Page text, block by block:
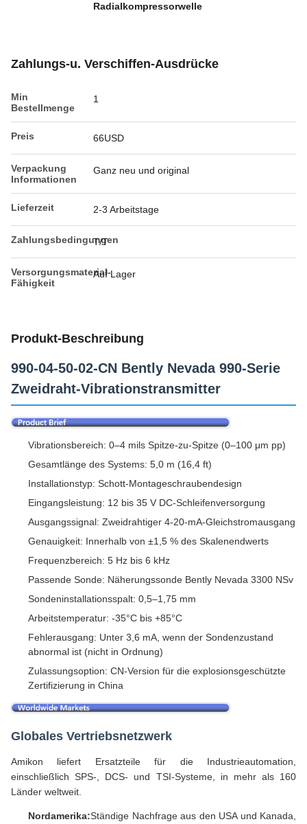
Radialkompressorwelle
Zahlungs-u. Verschiffen-Ausdrücke
Min
Bestellmenge
1
Preis 66USD
Verpackung
Informationen
Ganz neu und original
Lieferzeit 2-3 Arbeitstage
Zahlungsbedingungen
T/T
Versorgungsmaterial-
Fähigkeit
Auf Lager
Produkt-Beschreibung
990-04-50-02-CN Bently Nevada 990-Serie
Zweidraht-Vibrationstransmitter
Vibrationsbereich: 0–4 mils Spitze-zu-Spitze (0–100 μm pp)
Gesamtlänge des Systems: 5,0 m (16,4 ft)
Installationstyp: Schott-Montageschraubendesign
Eingangsleistung: 12 bis 35 V DC-Schleifenversorgung
Ausgangssignal: Zweidrahtiger 4-20-mA-Gleichstromausgang
Genauigkeit: Innerhalb von ±1,5 % des Skalenendwerts
Frequenzbereich: 5 Hz bis 6 kHz
Passende Sonde: Näherungssonde Bently Nevada 3300 NSv
Sondeninstallationsspalt: 0,5–1,75 mm
Arbeitstemperatur: -35°C bis +85°C
Fehlerausgang: Unter 3,6 mA, wenn der Sondenzustand
abnormal ist (nicht in Ordnung)
Zulassungsoption: CN-Version für die explosionsgeschützte
Zertifizierung in China
Globales Vertriebsnetzwerk
Amikon liefert Ersatzteile für die Industrieautomation,
einschließlich SPS-, DCS- und TSI-Systeme, in mehr als 160
Länder weltweit.
Nordamerika:Ständige Nachfrage aus den USA und Kanada,